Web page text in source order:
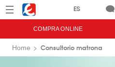
Menú Eroski
COMPRA ONLINE
Home Consultorio matrona